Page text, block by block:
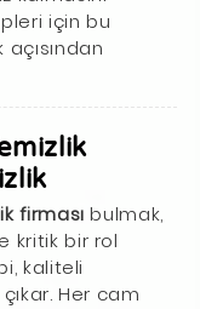
için bu
firması bulmak,
kritik bir rol
kaliteli
Her cam